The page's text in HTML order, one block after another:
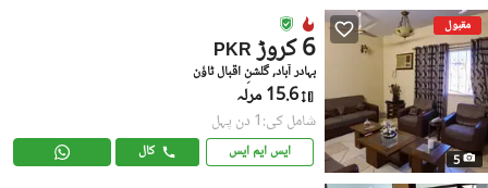
مقبول
5
PKR 6 کروڑ
بہادر آباد, گلشنِ اقبال ٹاؤن
15.6 مرلہ
شامل کی:1 دن پہل
ایس ایم ایس کال